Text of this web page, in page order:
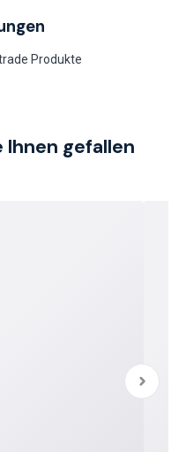
Produkte
gefallen